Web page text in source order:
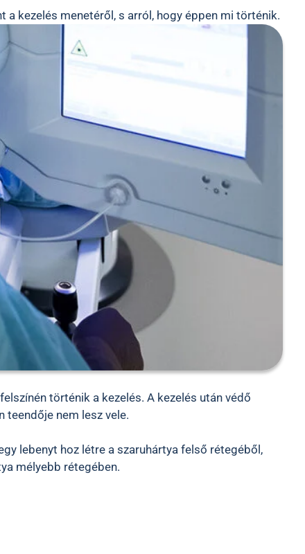
kezelés menetéről, s arról, hogy éppen mi történik.
történik a kezelés. A kezelés után védő
teendője nem lesz vele.
lebenyt hoz létre a szaruhártya felső rétegéből,
mélyebb rétegében.